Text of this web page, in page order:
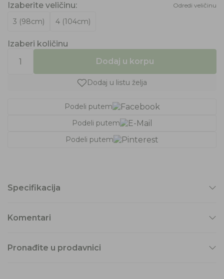
Izaberite veličinu: Odredi veličinu
3 (98cm) 4 (104cm)
Izaberi količinu
Dodaj u korpu
Dodaj u listu želja
Podeli putem
Podeli putem
Podeli putem
Specifikacija
Komentari
Pronađite u prodavnici